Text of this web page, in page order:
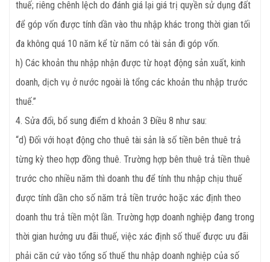
thuế; riêng chênh lệch do đánh giá lại giá trị quyền sử dụng đất
để góp vốn được tính dần vào thu nhập khác trong thời gian tối
đa không quá 10 năm kể từ năm có tài sản đi góp vốn.
h) Các khoản thu nhập nhận được từ hoạt động sản xuất, kinh
doanh, dịch vụ ở nước ngoài là tổng các khoản thu nhập trước
thuế.”
4. Sửa đổi, bổ sung điểm d khoản 3 Điều 8 như sau:
“d) Đối với hoạt động cho thuê tài sản là số tiền bên thuê trả
từng kỳ theo hợp đồng thuê. Trường hợp bên thuê trả tiền thuê
trước cho nhiều năm thì doanh thu để tính thu nhập chịu thuế
được tính dần cho số năm trả tiền trước hoặc xác định theo
doanh thu trả tiền một lần. Trường hợp doanh nghiệp đang trong
thời gian hưởng ưu đãi thuế, việc xác định số thuế được ưu đãi
phải căn cứ vào tổng số thuế thu nhập doanh nghiệp của số